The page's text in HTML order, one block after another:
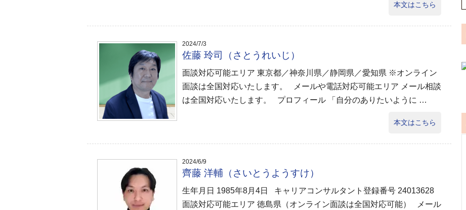
本文はこちら
2024/7/3
佐藤 玲司（さとうれいじ）
面談対応可能エリア 東京都／神奈川県／静岡県／愛知県 ※オンライン
面談は全国対応いたします。 メールや電話対応可能エリア メール相談
は全国対応いたします。 プロフィール 「自分のありたいように …
本文はこちら
2024/6/9
齊藤 洋輔（さいとうようすけ）
生年月日 1985年8月4日 キャリアコンサルタント登録番号 24013628
面談対応可能エリア 徳島県（オンライン面談は全国対応可能） メール